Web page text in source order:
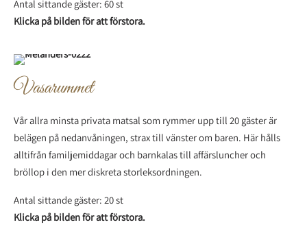
Antal sittande gäster: 60 st
Klicka på bilden för att förstora.
Vasarummet
Vår allra minsta privata matsal som rymmer upp till 20 gäster är
belägen på nedanvåningen, strax till vänster om baren. Här hålls
alltifrån familjemiddagar och barnkalas till affärsluncher och
bröllop i den mer diskreta storleksordningen.
Antal sittande gäster: 20 st
Klicka på bilden för att förstora.